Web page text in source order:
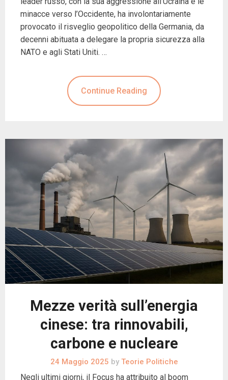
minacce verso l’Occidente, ha involontariamente
provocato il risveglio geopolitico della Germania, da
decenni abituata a delegare la propria sicurezza alla
NATO e agli Stati Uniti. …
Continue Reading
Mezze verità sull’energia
cinese: tra rinnovabili,
carbone e nucleare
24 Maggio 2025 byTeorie Politiche
Negli ultimi giorni, il Focus ha attribuito al boom